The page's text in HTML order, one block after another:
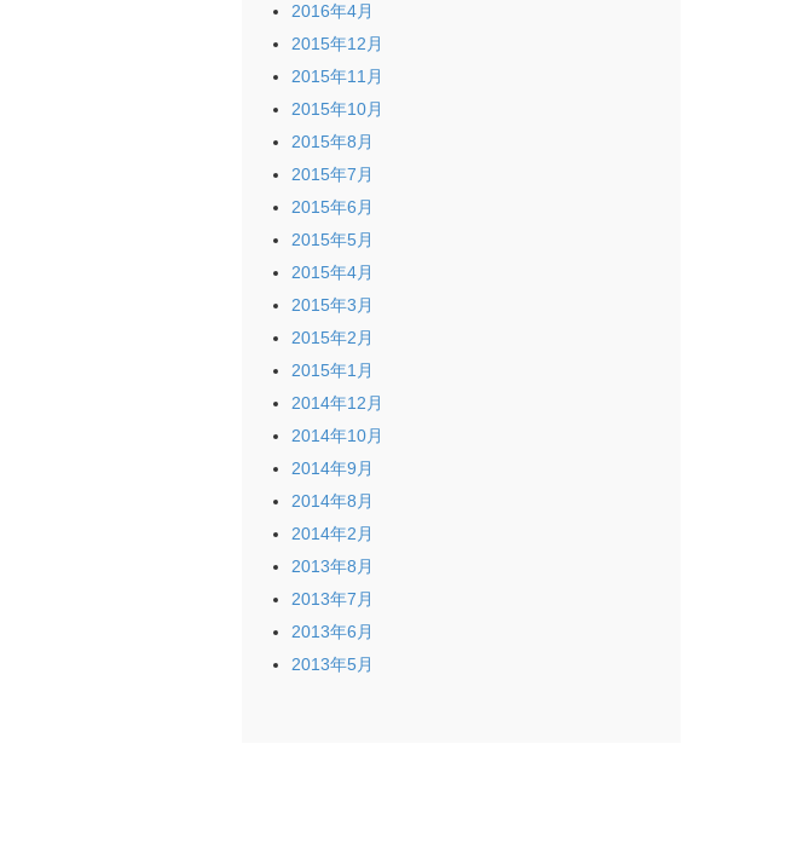
2016年4月
2015年12月
2015年11月
2015年10月
2015年8月
2015年7月
2015年6月
2015年5月
2015年4月
2015年3月
2015年2月
2015年1月
2014年12月
2014年10月
2014年9月
2014年8月
2014年2月
2013年8月
2013年7月
2013年6月
2013年5月